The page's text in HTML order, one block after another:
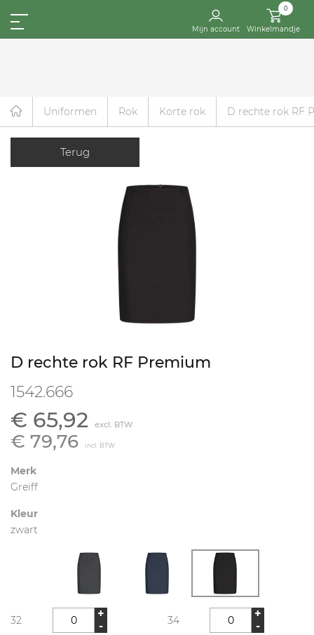
Mijn account
0
Winkelmandje
Uniformen Rok Korte rok D rechte rok RF
Terug
D rechte rok RF Premium
1542.666
€ 65,92 excl. BTW
€ 79,76 incl. BTW
Merk
Greiff
Kleur
zwart
32
+
-
34
+
-